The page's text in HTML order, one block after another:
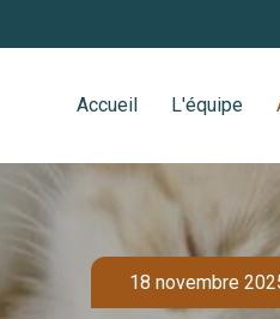
Accueil L'équipe
18 novembre